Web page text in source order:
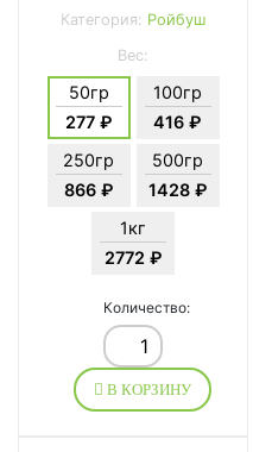
Категория: Ройбуш
Вес:
50гр
277 ₽
100гр
416 ₽
250гр
866 ₽
500гр
1428 ₽
1кг
2772 ₽
Количество:
В КОРЗИНУ